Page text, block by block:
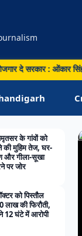
: ओंकार सिंह •
के गांवों को
की मुहिम तेज, घर-
और गीला-सूखा
पर जोर
को पिस्तौल
लाख की फिरौती,
12 घंटे में आरोपी